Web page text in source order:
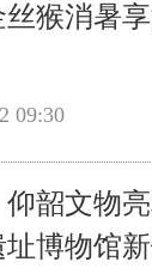
猴消暑
09:30
仰韶文物
博物馆